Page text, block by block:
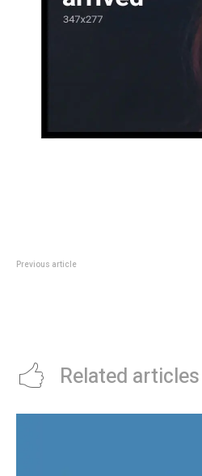
Previous article
Related articles